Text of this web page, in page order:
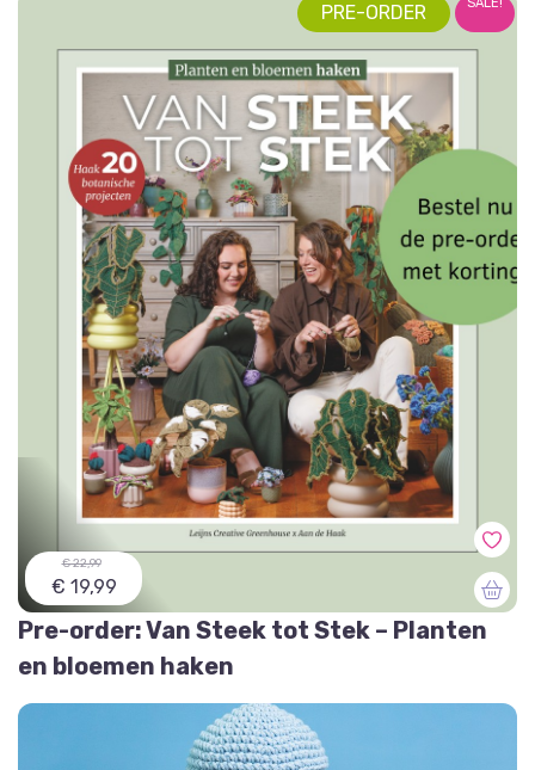
PRE-ORDER
€ 22,99
€ 19,99
Pre-order: Van Steek tot Stek – Planten
en bloemen haken